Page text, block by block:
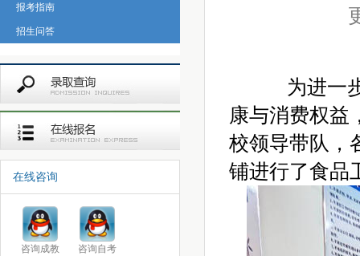
报考指南
招生问答
在线咨询
咨询成教 咨询自考
为进一步
康与消费权益
校领导带队，
铺进行了食品